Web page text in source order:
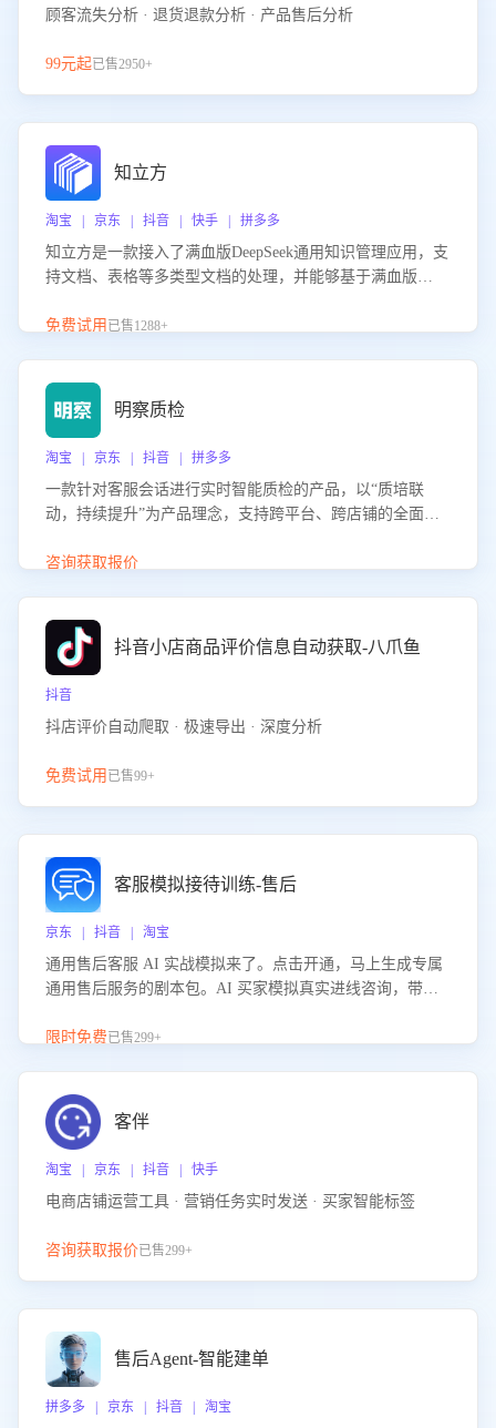
顾客流失分析 · 退货退款分析 · 产品售后分析
99元起已售2950+
知立方
淘宝 | 京东 | 抖音 | 快手 | 拼多多
知立方是一款接入了满血版DeepSeek通用知识管理应用，支
持文档、表格等多类型文档的处理，并能够基于满血版
识支持，帮助用户高效管理和利用知识资源。通过该产品，
免费试用 已售1288+
明察质检
淘宝 | 京东 | 抖音 | 拼多多
一款针对客服会话进行实时智能质检的产品，以“质培联
动，持续提升”为产品理念，支持跨平台、跨店铺的全面、
升客服团队的销服能力。
咨询获取报价
抖音小店商品评价信息自动获取-八爪鱼
抖音
抖店评价自动爬取 · 极速导出 · 深度分析
免费试用 已售99+
客服模拟接待训练-售后
京东 | 抖音 | 淘宝
通用售后客服 AI 实战模拟来了。点击开通，马上生成专属
通用售后服务的剧本包。AI 买家模拟真实进线咨询，带您
的应对要点，轻松提升服务能力。
限时免费已售299+
客伴
淘宝 | 京东 | 抖音 | 快手
电商店铺运营工具 · 营销任务实时发送 · 买家智能标签
咨询获取报价已售299+
售后Agent-智能建单
拼多多 | 京东 | 抖音 | 淘宝